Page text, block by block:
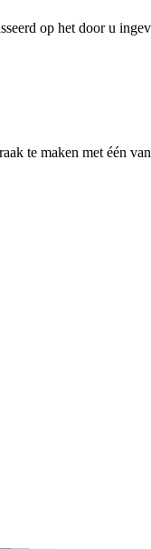
op het door u
te maken met één